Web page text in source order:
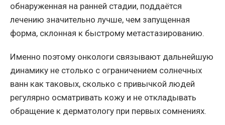
обнаруженная на ранней стадии, поддаётся
лечению значительно лучше, чем запущенная
форма, склонная к быстрому метастазированию.
Именно поэтому онкологи связывают дальнейшую
динамику не столько с ограничением солнечных
ванн как таковых, сколько с привычкой людей
регулярно осматривать кожу и не откладывать
обращение к дерматологу при первых сомнениях.